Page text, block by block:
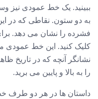
ببینید. یک خط عمودی نیز
به دو ستون. نقاطی که در
فشرده را نشان می دهد.
کلیک کنید. این خط عمودی
نشانگر آنچه که در تاریخ
را به بالا و پایین می برید.
داستان ها در هر دو طرف